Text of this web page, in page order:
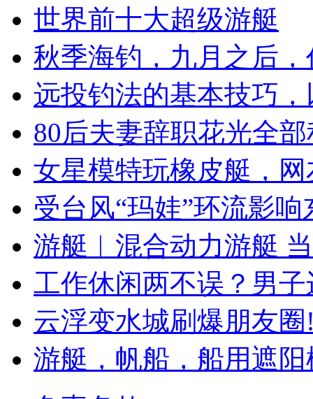
世界前十大超级游艇
秋季海钓，九月之后，
远投钓法的基本技巧，
80后夫妻辞职花光全
女星模特玩橡皮艇，网
受台风“玛娃”环流影响
游艇︱混合动力游艇
工作休闲两不误？男子
云浮变水城刷爆朋友
游艇，帆船，船用遮阳